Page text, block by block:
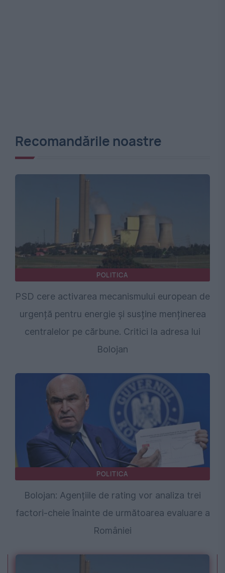
Recomandările noastre
POLITICA
PSD cere activarea mecanismului european de
urgență pentru energie și susține menținerea
centralelor pe cărbune. Critici la adresa lui
Bolojan
POLITICA
Bolojan: Agențiile de rating vor analiza trei
factori-cheie înainte de următoarea evaluare a
României